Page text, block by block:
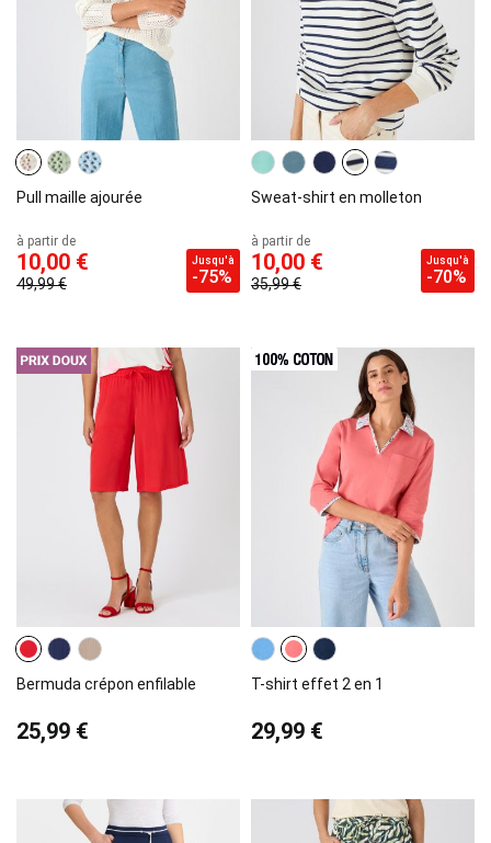
Pull maille ajourée
à partir de
10,00 €
49,99 €
Jusqu'à
-75%
Sweat-shirt en molleton
à partir de
10,00 €
35,99 €
Jusqu'à
-70%
Bermuda crépon enfilable
25,99 €
T-shirt effet 2 en 1
29,99 €